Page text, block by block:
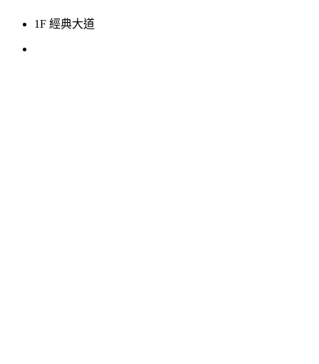
1F 經典大道